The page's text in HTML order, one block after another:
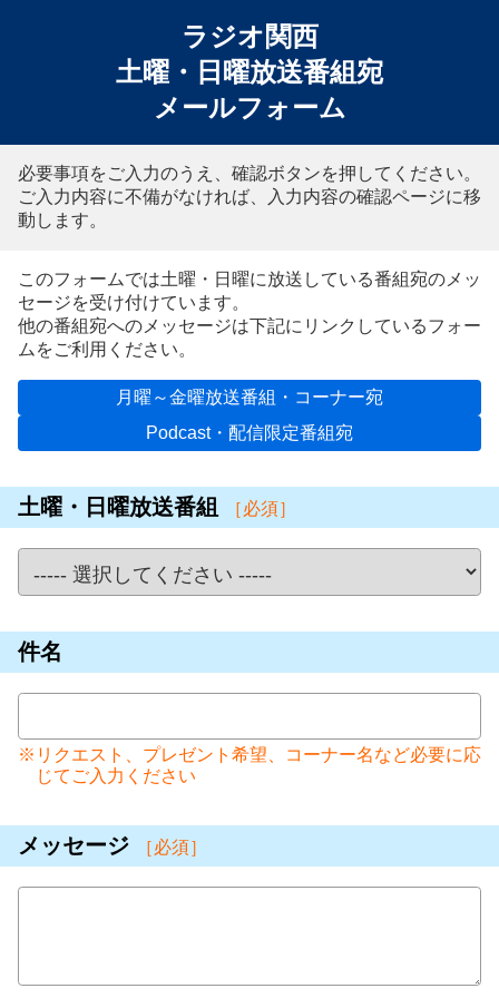
ラジオ関西
土曜・日曜放送番組宛
メールフォーム
必要事項をご入力のうえ、確認ボタンを押してください。
ご入力内容に不備がなければ、入力内容の確認ページに移
動します。
このフォームでは土曜・日曜に放送している番組宛のメッ
セージを受け付けています。
他の番組宛へのメッセージは下記にリンクしているフォー
ムをご利用ください。
月曜～金曜放送番組・コーナー宛
Podcast・配信限定番組宛
土曜・日曜放送番組 ［必須］
件名
リクエスト、プレゼント希望、コーナー名など必要に応
じてご入力ください
メッセージ ［必須］